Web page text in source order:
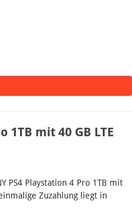
1TB mit 40 GB LTE
PS4 Playstation 4 Pro 1TB mit
Zuzahlung liegt in